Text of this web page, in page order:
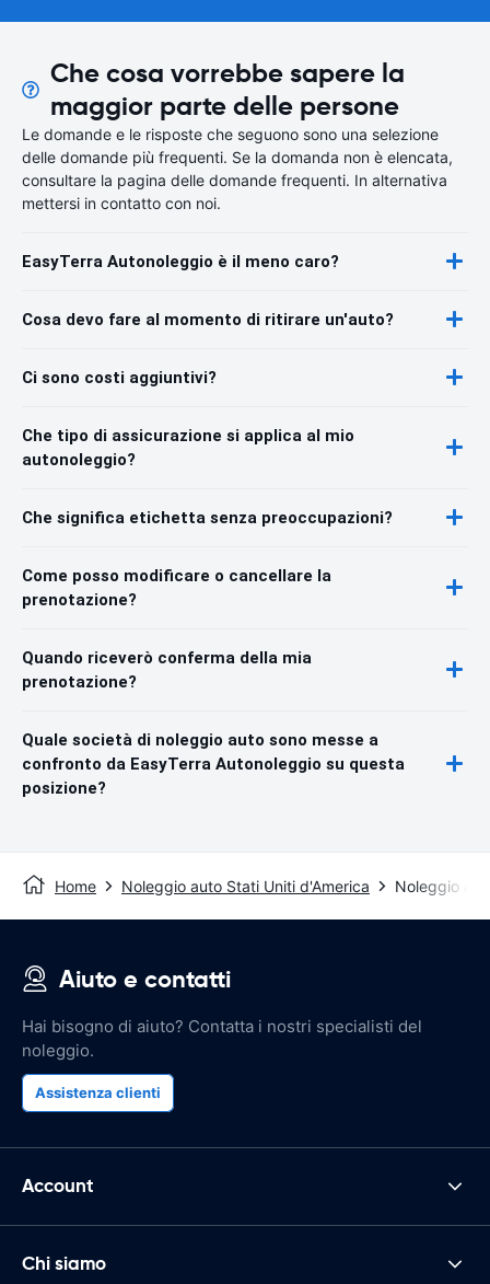
Che cosa vorrebbe sapere la
maggior parte delle persone
Le domande e le risposte che seguono sono una selezione
delle domande più frequenti. Se la domanda non è elencata,
consultare la pagina delle domande frequenti. In alternativa
mettersi in contatto con noi.
EasyTerra Autonoleggio è il meno caro?
Cosa devo fare al momento di ritirare un'auto?
Ci sono costi aggiuntivi?
Che tipo di assicurazione si applica al mio
autonoleggio?
Che significa etichetta senza preoccupazioni?
Come posso modificare o cancellare la
prenotazione?
Quando riceverò conferma della mia
prenotazione?
Quale società di noleggio auto sono messe a
confronto da EasyTerra Autonoleggio su questa
posizione?
Home Noleggio auto Stati Uniti d'America Noleggio
Aiuto e contatti
Hai bisogno di aiuto? Contatta i nostri specialisti del
noleggio.
Assistenza clienti
Account
Chi siamo